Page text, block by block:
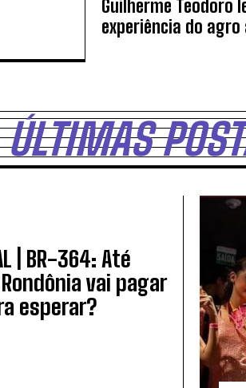
Guilherme Teodoro
experiência do agro
ÚLTIMAS
| BR-364: Até
vai pagar
esperar?